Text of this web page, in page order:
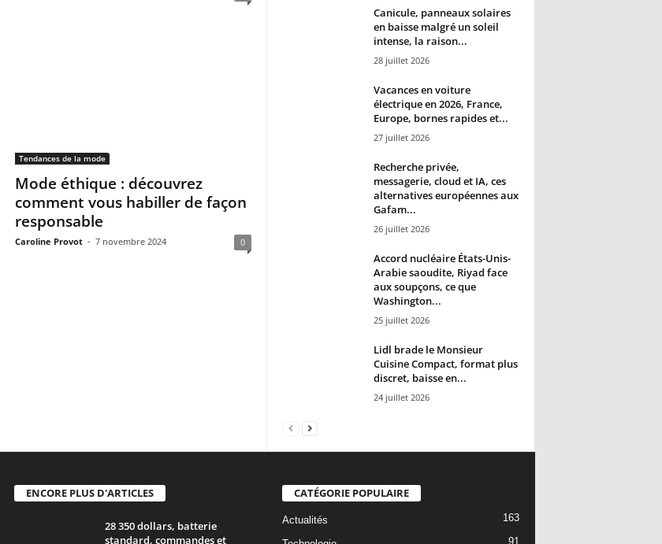
Tendances de la mode
Mode éthique : découvrez
comment vous habiller de façon
responsable
Caroline Provot - 7 novembre 2024 0
Canicule, panneaux solaires
en baisse malgré un soleil
intense, la raison...
28 juillet 2026
Vacances en voiture
électrique en 2026, France,
Europe, bornes rapides et...
27 juillet 2026
Recherche privée,
messagerie, cloud et IA, ces
alternatives européennes aux
Gafam...
26 juillet 2026
Accord nucléaire États-Unis-
Arabie saoudite, Riyad face
aux soupçons, ce que
Washington...
25 juillet 2026
Lidl brade le Monsieur
Cuisine Compact, format plus
discret, baisse en...
24 juillet 2026
ENCORE PLUS D'ARTICLES
28 350 dollars, batterie
standard, commandes et
CATÉGORIE POPULAIRE
Actualités 163
91